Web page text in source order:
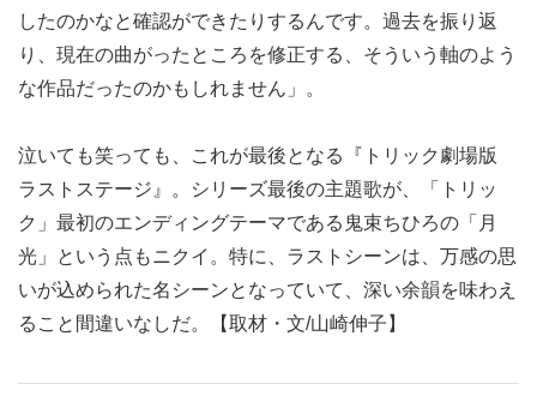
したのかなと確認ができたりするんです。過去を振り返
り、現在の曲がったところを修正する、そういう軸のよう
な作品だったのかもしれません」。
泣いても笑っても、これが最後となる『トリック劇場版
ラストステージ』。シリーズ最後の主題歌が、「トリッ
ク」最初のエンディングテーマである鬼束ちひろの「月
光」という点もニクイ。特に、ラストシーンは、万感の思
いが込められた名シーンとなっていて、深い余韻を味わえ
ること間違いなしだ。【取材・文/山崎伸子】